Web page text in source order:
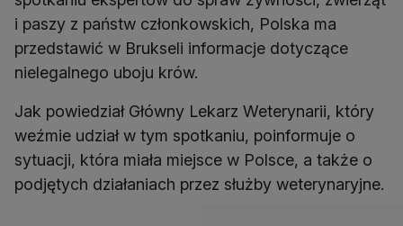
i paszy z państw członkowskich, Polska ma
przedstawić w Brukseli informacje dotyczące
nielegalnego uboju krów.
Jak powiedział Główny Lekarz Weterynarii, który
weźmie udział w tym spotkaniu, poinformuje o
sytuacji, która miała miejsce w Polsce, a także o
podjętych działaniach przez służby weterynaryjne.